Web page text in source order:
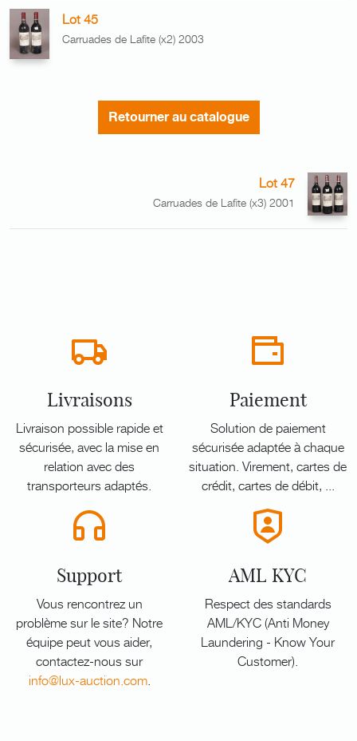
Lot 45
Carruades de Lafite (x2) 2003
Retourner au catalogue
Lot 47
Carruades de Lafite (x3) 2001
Livraisons
Livraison possible rapide et
sécurisée, avec la mise en
relation avec des
transporteurs adaptés.
Paiement
Solution de paiement
sécurisée adaptée à chaque
situation. Virement, cartes de
crédit, cartes de débit, ...
Support
Vous rencontrez un
problème sur le site? Notre
équipe peut vous aider,
contactez-nous sur
info@lux-auction.com.
AML KYC
Respect des standards
AML/KYC (Anti Money
Laundering - Know Your
Customer).